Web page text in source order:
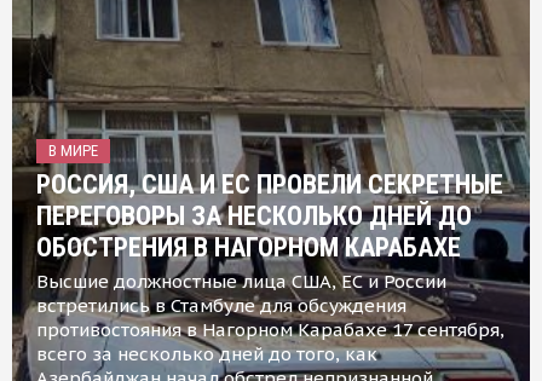
В МИРЕ
РОССИЯ, США И ЕС ПРОВЕЛИ СЕКРЕТНЫЕ
ПЕРЕГОВОРЫ ЗА НЕСКОЛЬКО ДНЕЙ ДО
ОБОСТРЕНИЯ В НАГОРНОМ КАРАБАХЕ
Высшие должностные лица США, ЕС и России
встретились в Стамбуле для обсуждения
противостояния в Нагорном Карабахе 17 сентября,
всего за несколько дней до того, как